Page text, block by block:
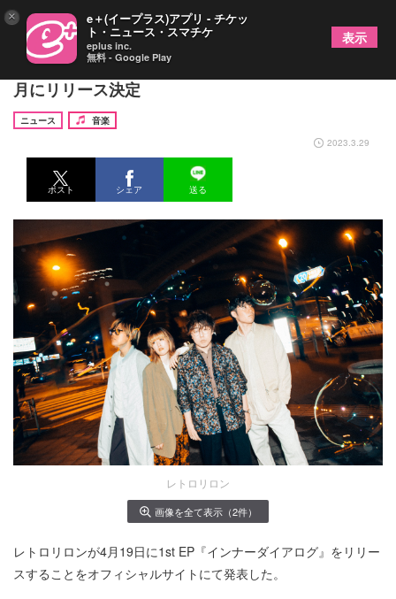
レトロリロン、初のEP『インナーダイアログ』を4
月にリリース決定
ニュース
音楽
2023.3.29
ポスト シェア 送る
レトロリロン
画像を全て表示（2件）
レトロリロンが4月19日に1st EP『インナーダイアログ』をリリー
スすることをオフィシャルサイトにて発表した。
× e＋(イープラス)アプリ - チケッ
ト・ニュース・スマチケ
eplus inc.
無料 - Google Play
表示